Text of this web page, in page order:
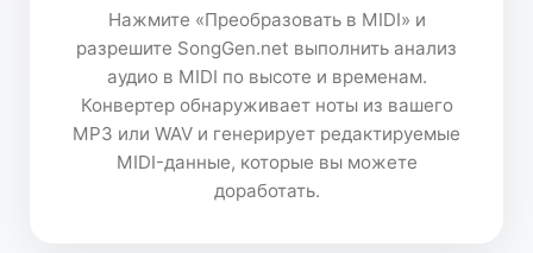
Нажмите «Преобразовать в MIDI» и
разрешите SongGen.net выполнить анализ
аудио в MIDI по высоте и временам.
Конвертер обнаруживает ноты из вашего
MP3 или WAV и генерирует редактируемые
MIDI-данные, которые вы можете
доработать.